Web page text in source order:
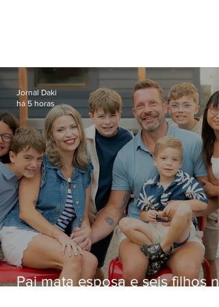
Pai mata esposa e seis filhos
Jornal Daki
há 5 horas